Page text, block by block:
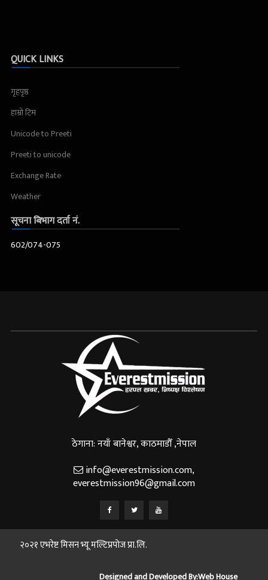
QUICK LINKS
गृहपृष्ठ
हाम्रो टिम
Unicode to Preeti
Preeti to unicode
Exchange Rate
Weather
सूचना बिभाग दर्ता नं.
602/074-075
ठेगाना: नयाँ बानेश्वर, काठमाडौँ ,नेपाल
info@everestmission.com,
everestmission96@gmail.com
२०२१ एभरेष्ट मिसन भ्यू मल्टिप्रपोज प्रा.लि.
Designed and Developed By:Web House